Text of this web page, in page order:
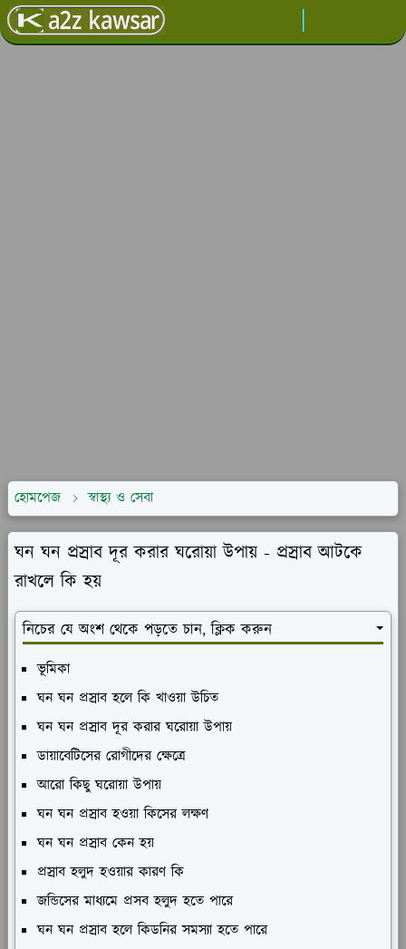
হোমপেজ স্বাস্থ্য ও সেবা
ঘন ঘন প্রস্রাব দূর করার ঘরোয়া উপায় - প্রস্রাব আটকে
রাখলে কি হয়
নিচের যে অংশ থেকে পড়তে চান, ক্লিক করুন
ভূমিকা
ঘন ঘন প্রস্রাব হলে কি খাওয়া উচিত
ঘন ঘন প্রস্রাব দূর করার ঘরোয়া উপায়
ডায়াবেটিসের রোগীদের ক্ষেত্রে
আরো কিছু ঘরোয়া উপায়
ঘন ঘন প্রস্রাব হওয়া কিসের লক্ষণ
ঘন ঘন প্রস্রাব কেন হয়
প্রস্রাব হলুদ হওয়ার কারণ কি
জন্ডিসের মাধ্যমে প্রসব হলুদ হতে পারে
ঘন ঘন প্রস্রাব হলে কিডনির সমস্যা হতে পারে